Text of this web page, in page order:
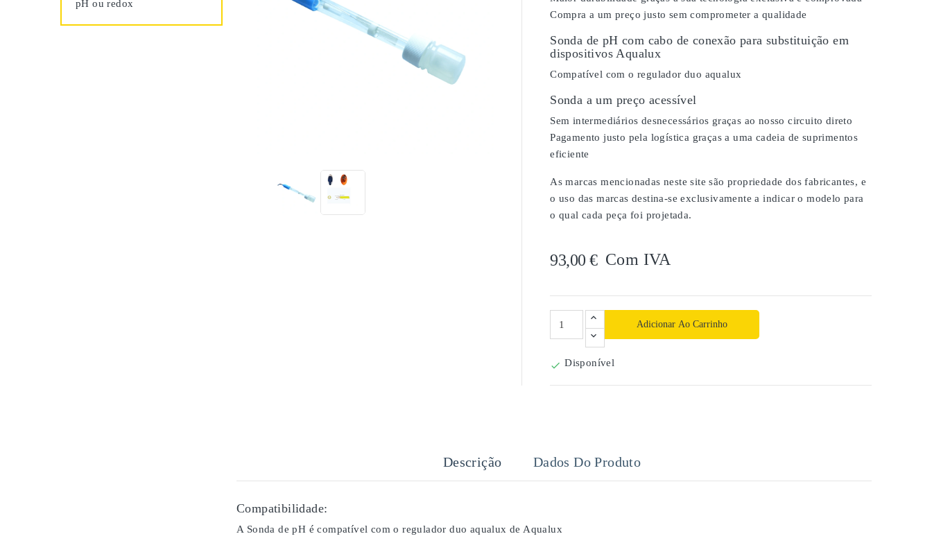
pH ou redox
Compra a um preço justo sem comprometer a qualidade
Sonda de pH com cabo de conexão para substituição em
dispositivos Aqualux
Compatível com o regulador duo aqualux
Sonda a um preço acessível
Sem intermediários desnecessários graças ao nosso circuito direto
Pagamento justo pela logística graças a uma cadeia de suprimentos
eficiente
As marcas mencionadas neste site são propriedade dos fabricantes, e
o uso das marcas destina-se exclusivamente a indicar o modelo para
o qual cada peça foi projetada.
93,00 € Com IVA
Adicionar Ao Carrinho
 Disponível
Descrição Dados Do Produto
Compatibilidade:
A Sonda de pH é compatível com o regulador duo aqualux de Aqualux